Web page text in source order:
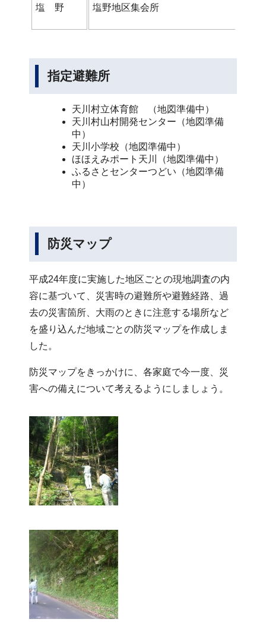
塩 野 塩野地区集会所
指定避難所
天川村立体育館 （地図準備中）
天川村山村開発センター（地図準備
中）
天川小学校（地図準備中）
ほほえみポート天川（地図準備中）
ふるさとセンターつどい（地図準備
中）
防災マップ
平成24年度に実施した地区ごとの現地調査の内
容に基づいて、災害時の避難所や避難経路、過
去の災害箇所、大雨のときに注意する場所など
を盛り込んだ地域ごとの防災マップを作成しま
した。
防災マップをきっかけに、各家庭で今一度、災
害への備えについて考えるようにしましょう。